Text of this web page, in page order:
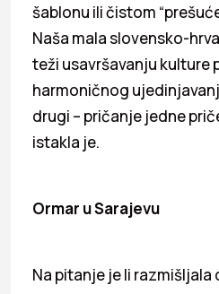
šablonu ili čistom
Naša mala slovensko-
teži usavršavanju kulture
harmoničnog
drugi – pričanje jedne
istakla je.
Ormar u Sarajevu
Na pitanje je li razmišljala